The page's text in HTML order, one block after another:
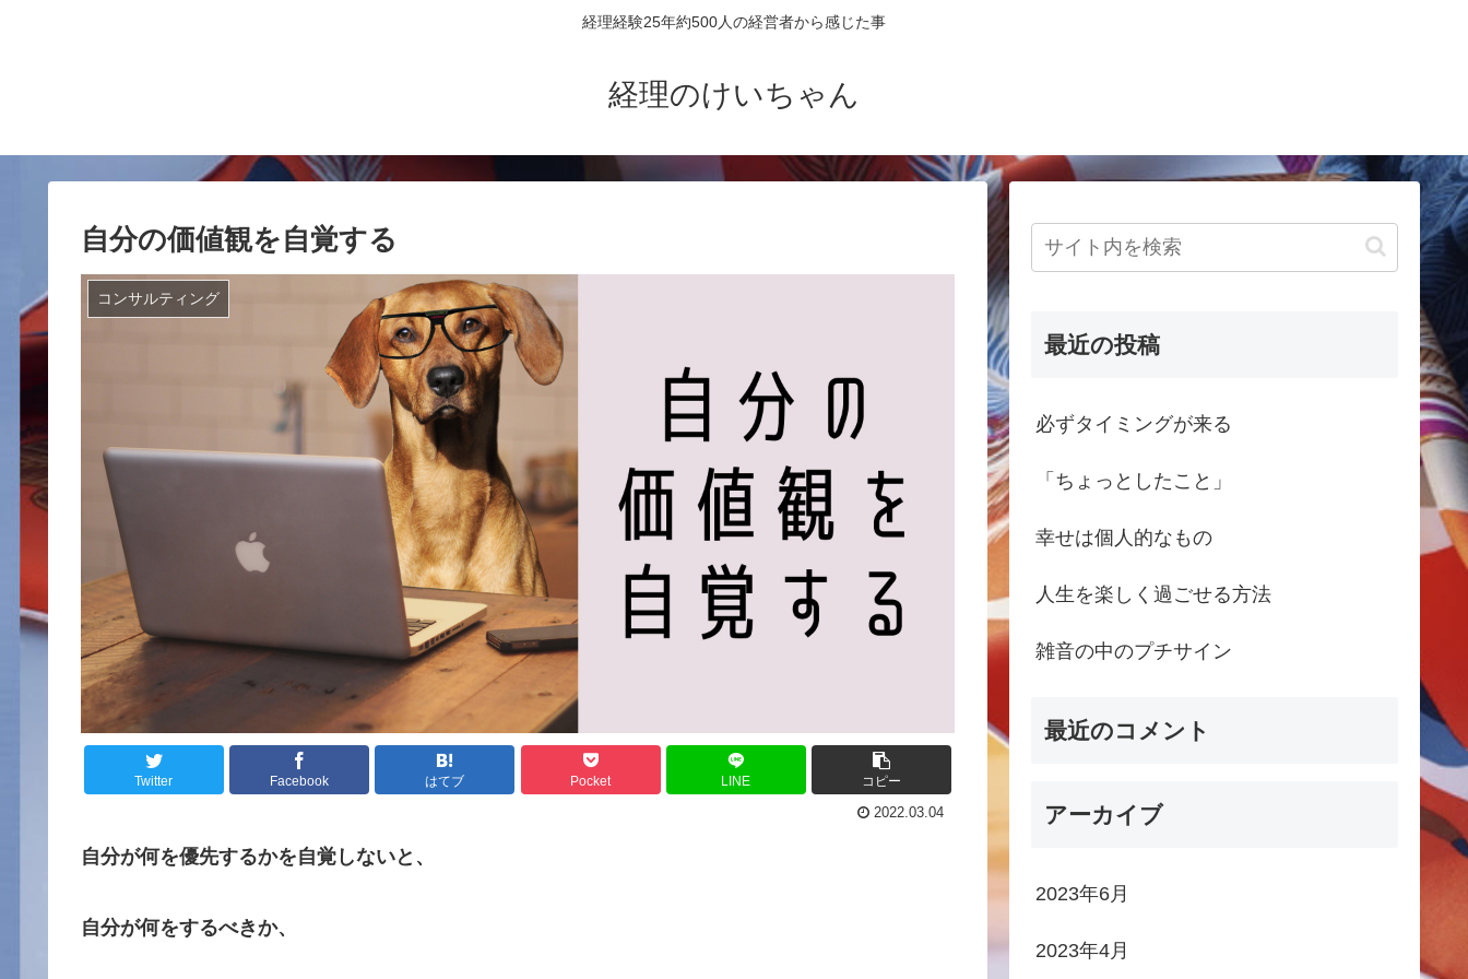
経理経験25年約500人の経営者から感じた事
経理のけいちゃん
自分の価値観を自覚する
コンサルティング
Twitter Facebook はてブ Pocket LINE コピー
2022.03.04
自分が何を優先するかを自覚しないと、
自分が何をするべきか、
最近の投稿
必ずタイミングが来る
「ちょっとしたこと」
幸せは個人的なもの
人生を楽しく過ごせる方法
雑音の中のプチサイン
最近のコメント
アーカイブ
2023年6月
2023年4月